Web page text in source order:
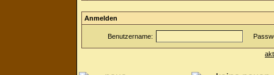
Anmelden
Benutzername: